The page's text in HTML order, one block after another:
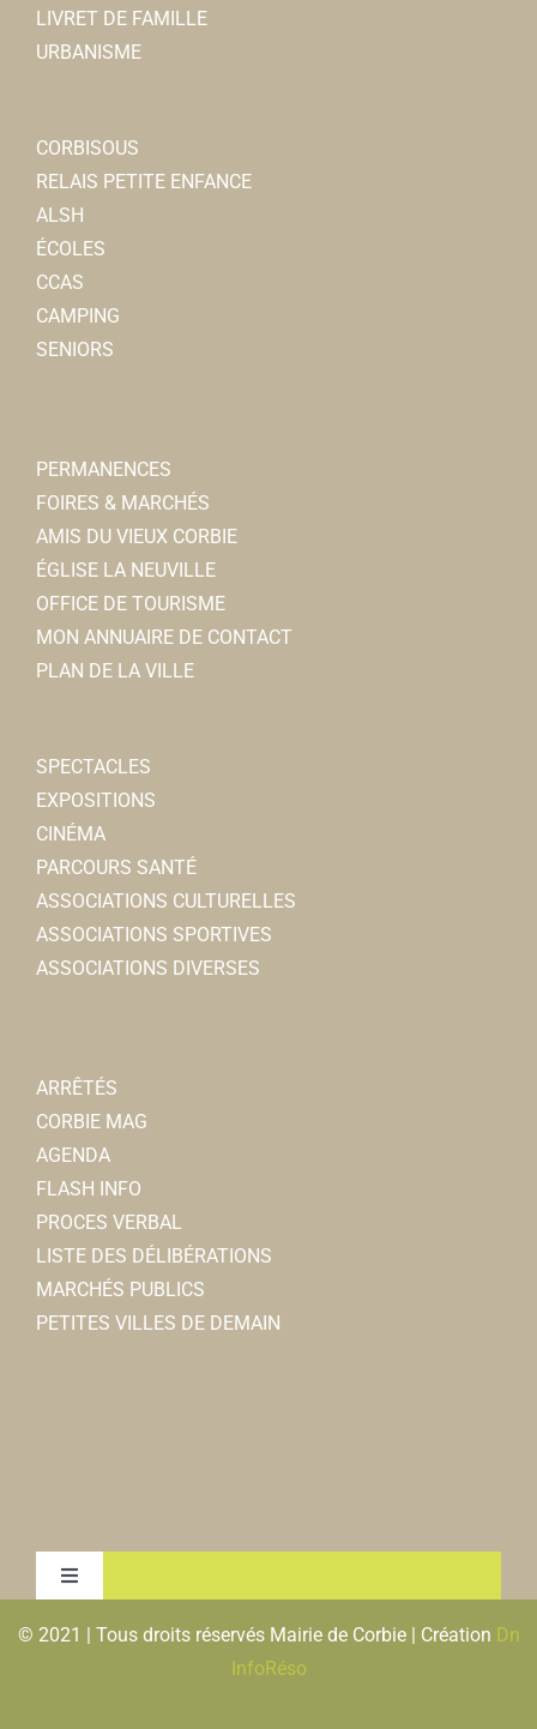
LIVRET DE FAMILLE
URBANISME
CORBISOUS
RELAIS PETITE ENFANCE
ALSH
ÉCOLES
CCAS
CAMPING
SENIORS
PERMANENCES
FOIRES & MARCHÉS
AMIS DU VIEUX CORBIE
ÉGLISE LA NEUVILLE
OFFICE DE TOURISME
MON ANNUAIRE DE CONTACT
PLAN DE LA VILLE
SPECTACLES
EXPOSITIONS
CINÉMA
PARCOURS SANTÉ
ASSOCIATIONS CULTURELLES
ASSOCIATIONS SPORTIVES
ASSOCIATIONS DIVERSES
ARRÊTÉS
CORBIE MAG
AGENDA
FLASH INFO
PROCES VERBAL
LISTE DES DÉLIBÉRATIONS
MARCHÉS PUBLICS
PETITES VILLES DE DEMAIN
Toggle
MENTIONS LEGALES & RGPD
© 2021 | Tous droits réservés Mairie de Corbie | Création Dn
InfoRéso